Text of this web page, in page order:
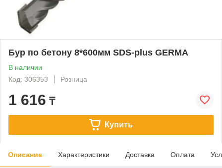
Бур по бетону 8*600мм SDS-plus GERMA
В наличии
Код: 306353
Розница
1 616 ₸
Купить
Описание Характеристики Доставка Оплата